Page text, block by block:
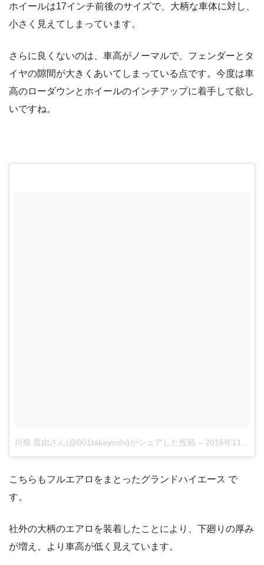
ホイールは17インチ前後のサイズで、大柄な車体に対し、
小さく見えてしまっています。
さらに良くないのは、車高がノーマルで、フェンダーとタ
イヤの隙間が大きくあいてしまっている点です。今度は車
高のローダウンとホイールのインチアップに着手して欲し
いですね。
川畑 貴由さん(@001takayoshi)がシェアした投稿 – 2016年11月月7日午前4時41分PST
こちらもフルエアロをまとったグランドハイエース で
す。
社外の大柄のエアロを装着したことにより、下廻りの厚み
が増え、より車高が低く見えています。